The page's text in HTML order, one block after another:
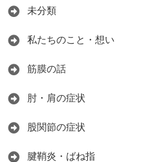
未分類
私たちのこと・想い
筋膜の話
肘・肩の症状
股関節の症状
腱鞘炎・ばね指